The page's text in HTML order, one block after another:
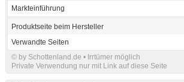
Markteinführung
Produktseite beim Hersteller
Verwandte Seiten
© by Schottenland.de • Irrtümer möglich
Private Verwendung nur mit Link auf diese Seite